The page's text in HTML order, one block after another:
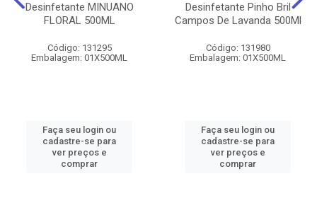
Desinfetante MINUANO
FLORAL 500ML
Código: 131295
Embalagem: 01X500ML
Faça seu login ou
cadastre-se para
ver preços e
comprar
Desinfetante Pinho Bril
Campos De Lavanda 500Ml
Código: 131980
Embalagem: 01X500ML
Faça seu login ou
cadastre-se para
ver preços e
comprar